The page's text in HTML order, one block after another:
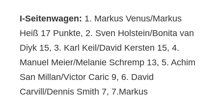
I-Seitenwagen: 1. Markus Venus/Markus
Heiß 17 Punkte, 2. Sven Holstein/Bonita van
Diyk 15, 3. Karl Keil/David Kersten 15, 4.
Manuel Meier/Melanie Schremp 13, 5. Achim
San Millan/Victor Caric 9, 6. David
Carvill/Dennis Smith 7, 7.Markus